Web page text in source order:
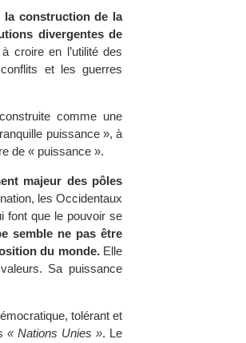
la construction de la
divergentes de
croire en l’utilité des
et les guerres
comme une
puissance », à
de « puissance ».
majeur des pôles
les Occidentaux
font que le pouvoir se
semble ne pas être
du monde.Elle
Sa puissance
tolérant et
« Nations Unies ». Le